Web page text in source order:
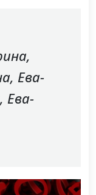
Ева-
Ева-